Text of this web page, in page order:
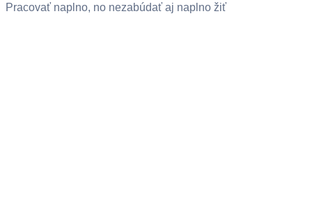
Pracovať naplno, no nezabúdať aj naplno žiť